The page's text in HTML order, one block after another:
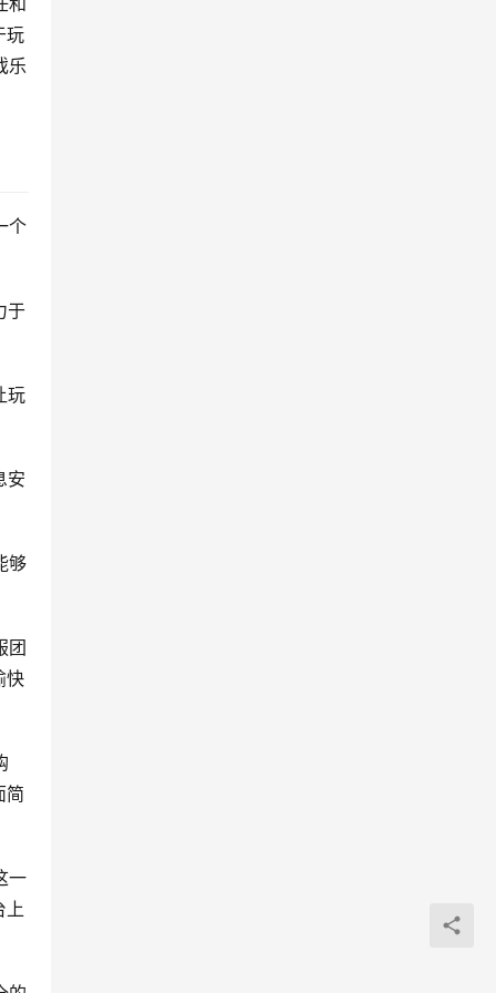
玩
乐
个
于
玩
安
够
团
快
简
一
上